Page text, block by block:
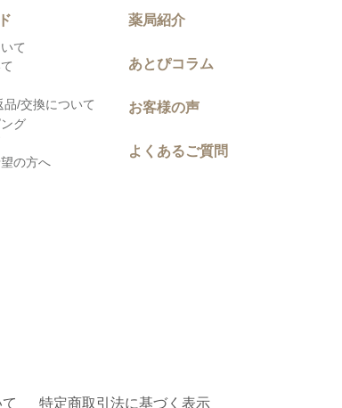
て
品/交換について
グ
の方へ
薬局紹介
あとぴコラム
お客様の声
よくあるご質問
特定商取引法に基づく表示